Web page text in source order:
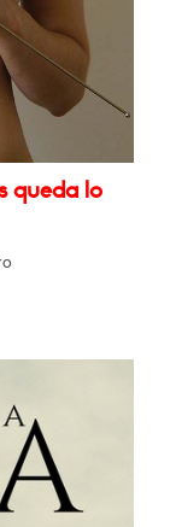
queda lo